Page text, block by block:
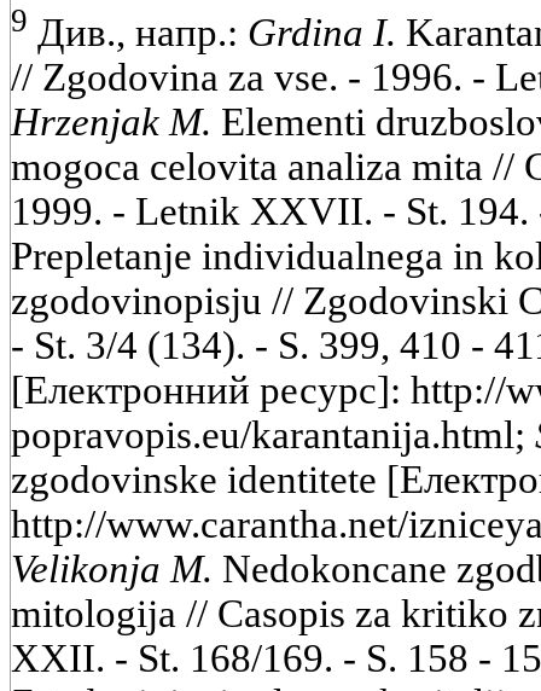
9 Див., напр.: Grdina I.
// Zgodovina za vse. - 1996. -
Hrzenjak M. Elementi
mogoca celovita analiza mita //
1999. - Letnik XXVII. - St.
Prepletanje individualnega in
zgodovinopisju // Zgodovinski
- St. 3/4 (134). - S. 399, 410 -
[Електронний ресурс]: http://
popravopis.eu/karantanija.html;
zgodovinske identitete
http://www.carantha.net/
Velikonja M. Nedokoncane
mitologija // Casopis za kritiko
XXII. - St. 168/169. - S. 158 -